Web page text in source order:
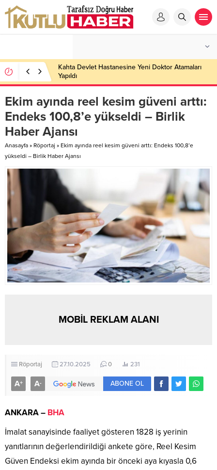
Kahta Devlet Hastanesine Yeni Doktor Atamaları
Yapıldı
Ekim ayında reel kesim güveni arttı:
Endeks 100,8’e yükseldi – Birlik
Haber Ajansı
Anasayfa » Röportaj » Ekim ayında reel kesim güveni arttı: Endeks 100,8’e
yükseldi – Birlik Haber Ajansı
MOBİL REKLAM ALANI
Röportaj 27.10.2025 0 231
A+ A- ABONE OL
ANKARA – BHA
İmalat sanayisinde faaliyet gösteren 1828 iş yerinin
yanıtlarının değerlendirildiği ankete göre, Reel Kesim
Güven Endeksi ekim ayında bir önceki aya kıyasla 0,6